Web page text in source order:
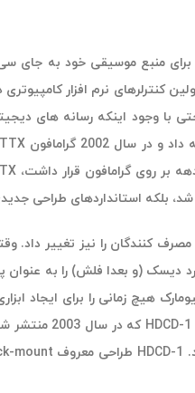
از کامپیوتر برای منبع موسیقی خود
با وجود اینکه رسانه های
هیچ زمانی را برای ایجاد